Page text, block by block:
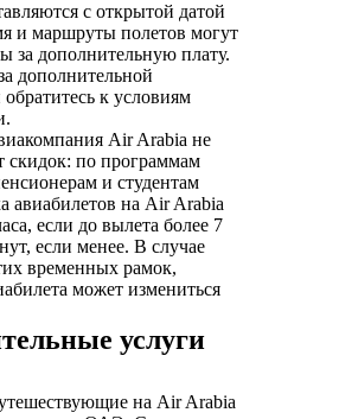
с открытой датой
и маршруты полетов могут
за дополнительную плату.
дополнительной
к условиям
Air Arabia не
скидок: по программам
и студентам
авиабилетов на Air Arabia
если до вылета более 7
если менее. В случае
временных рамок,
может измениться
услуги
на Air Arabia